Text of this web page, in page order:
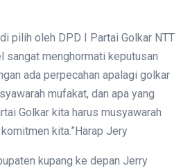
pilih oleh DPD I Partai Golkar NTT
sangat menghormati keputusan
ada perpecahan apalagi golkar
mufakat, dan apa yang
Golkar kita harus musyawarah
kita.”Harap Jery
kupang ke depan Jerry